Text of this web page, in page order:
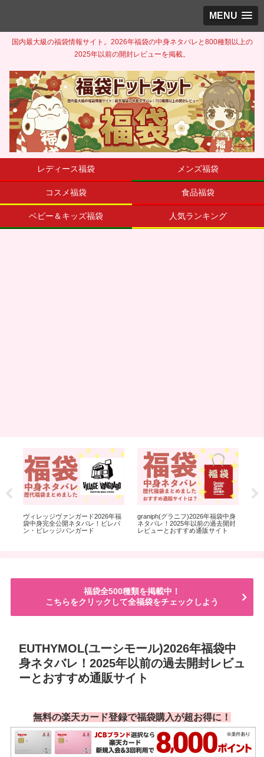
MENU
国内最大級の福袋情報サイト。2026年福袋の中身ネタバレと800種類以上の
2025年以前の開封レビューを掲載。
レディース福袋 メンズ福袋
コスメ福袋 食品福袋
ベビー＆キッズ福袋 人気ランキング
ヴィレッジヴァンガード2026年福
袋中身完全公開ネタバレ！ビレバ
ン・ビレッジバンガード
graniph(グラニフ)2026年福袋中身
ネタバレ！2025年以前の過去開封
レビューとおすすめ通販サイト
福袋全500種類を掲載中！
こちらをクリックして全福袋をチェックしよう
EUTHYMOL(ユーシモール)2026年福袋中
身ネタバレ！2025年以前の過去開封レビュ
ーとおすすめ通販サイト
無料の楽天カード登録で福袋購入が超お得に！